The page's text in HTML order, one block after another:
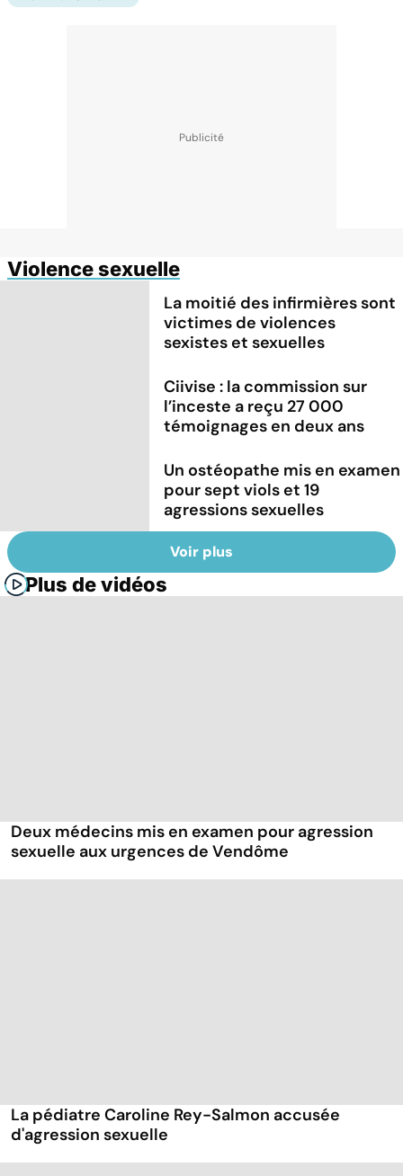
Violence sexuelle
La moitié des infirmières sont
victimes de violences
sexistes et sexuelles
Ciivise : la commission sur
l’inceste a reçu 27 000
témoignages en deux ans
Un ostéopathe mis en examen
pour sept viols et 19
agressions sexuelles
Voir plus
Plus de vidéos
Deux médecins mis en examen pour agression
sexuelle aux urgences de Vendôme
La pédiatre Caroline Rey-Salmon accusée
d'agression sexuelle